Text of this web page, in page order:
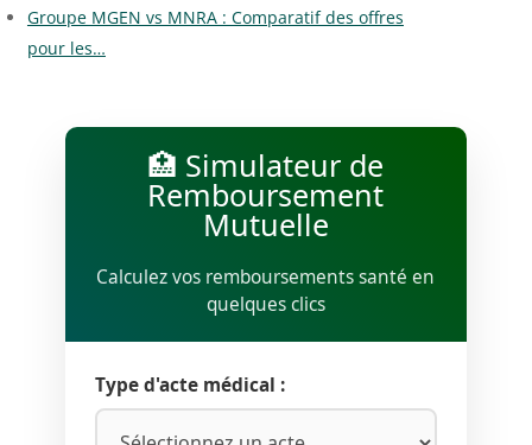
Groupe MGEN vs MNRA : Comparatif des offres
pour les…
🏥 Simulateur de
Remboursement
Mutuelle
Calculez vos remboursements santé en
quelques clics
Type d'acte médical :